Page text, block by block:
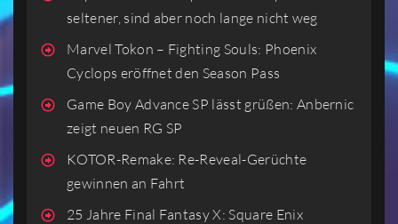
seltener, sind aber noch lange nicht weg
Marvel Tokon – Fighting Souls: Phoenix
Cyclops eröffnet den Season Pass
Game Boy Advance SP lässt grüßen: Anbernic
zeigt neuen RG SP
KOTOR-Remake: Re-Reveal-Gerüchte
gewinnen an Fahrt
25 Jahre Final Fantasy X: Square Enix